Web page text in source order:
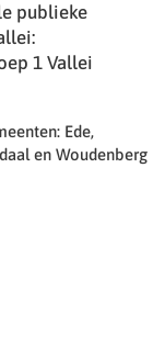
publieke
1 Vallei
Ede,
en Woudenberg